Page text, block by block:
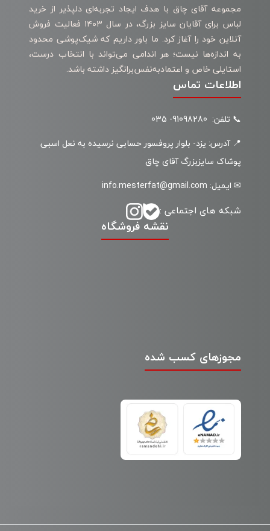
مجموعه آقای چاق با هدف ایجاد تجربه‌ای دلپذیر از خرید
لباس برای آقایان سایز بزرگ، در سال ۱۴۰۳ فعالیت فروش
آنلاین خود را آغاز کرد. ما باور داریم که شیک‌پوشی محدود
به اندازه‌ها نیست؛ هر اندامی می‌تواند با انتخاب درست،
استایلی خاص و اعتمادبه‌نفس‌برانگیز داشته باشد.
مجوزهای کسب شده
اطلاعات تماس
📞 تلفن: 91098280- 035
📍 آدرس: یزد- بلوار پروفسور حسابی نرسیده به نعل اسبی
پوشاک سایزبزرگ آقای چاق
✉ ایمیل: info.mesterfat@gmail.com
شبکه های اجتماعی :
نقشه فروشگاه